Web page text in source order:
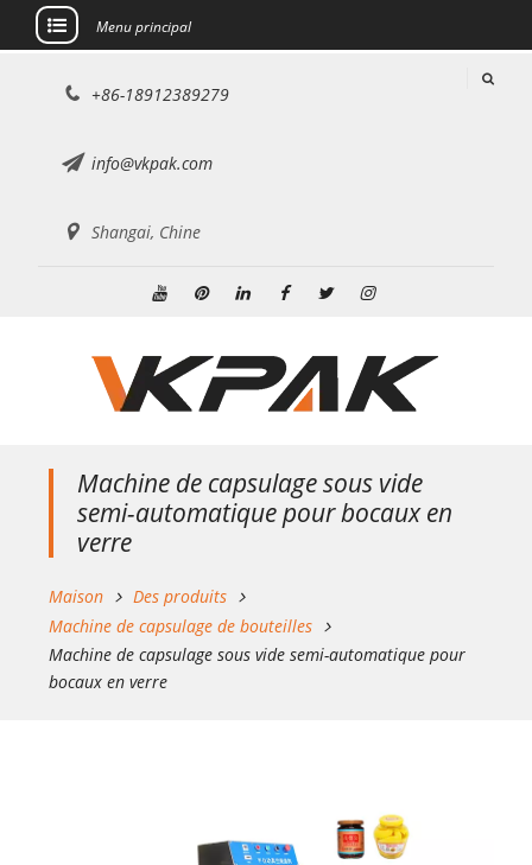
Menu principal
+86-18912389279
info@vkpak.com
Shangai, Chine
Machine de capsulage sous vide
semi-automatique pour bocaux en
verre
Maison
Des produits
Machine de capsulage de bouteilles
Machine de capsulage sous vide semi-automatique pour
bocaux en verre